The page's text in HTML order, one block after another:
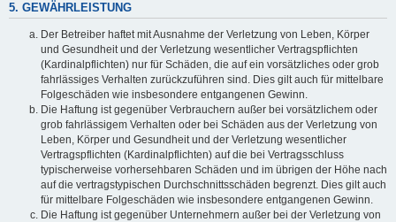
5. GEWÄHRLEISTUNG
Der Betreiber haftet mit Ausnahme der Verletzung von Leben, Körper
und Gesundheit und der Verletzung wesentlicher Vertragspflichten
(Kardinalpflichten) nur für Schäden, die auf ein vorsätzliches oder grob
fahrlässiges Verhalten zurückzuführen sind. Dies gilt auch für mittelbare
Folgeschäden wie insbesondere entgangenen Gewinn.
Die Haftung ist gegenüber Verbrauchern außer bei vorsätzlichem oder
grob fahrlässigem Verhalten oder bei Schäden aus der Verletzung von
Leben, Körper und Gesundheit und der Verletzung wesentlicher
Vertragspflichten (Kardinalpflichten) auf die bei Vertragsschluss
typischerweise vorhersehbaren Schäden und im übrigen der Höhe nach
auf die vertragstypischen Durchschnittsschäden begrenzt. Dies gilt auch
für mittelbare Folgeschäden wie insbesondere entgangenen Gewinn.
Die Haftung ist gegenüber Unternehmern außer bei der Verletzung von